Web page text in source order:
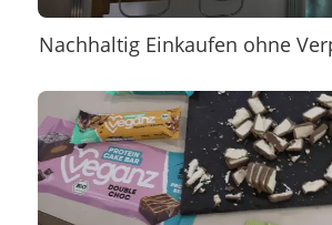
Nachhaltig Einkaufen ohne